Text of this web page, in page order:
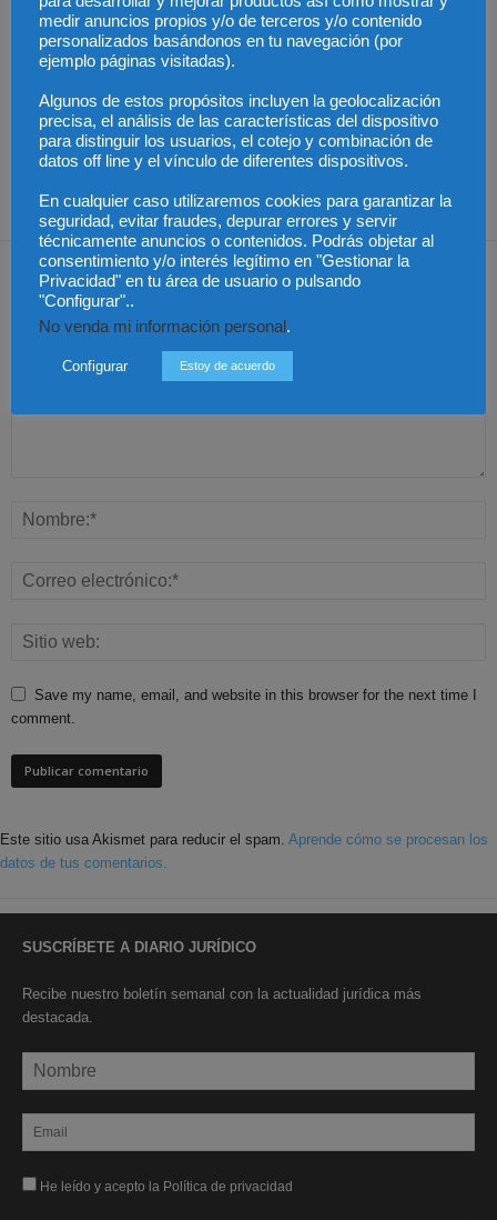
Cómo proteger tu
propiedad intelectual en
el extranjero: claves
lingüísticas y jurídicas
El Pleno del CGPJ
aprueba el informe al
anteproyecto de Ley de
Familias por
unanimidad
Últimas modificaciones
en la Ley de Sociedades
de Capital
Dejar una respuesta
Save my name, email, and website in this browser for the next time I
comment.
Este sitio usa Akismet para reducir el spam. Aprende cómo se procesan los
datos de tus comentarios.
SUSCRÍBETE A DIARIO JURÍDICO
Recibe nuestro boletín semanal con la actualidad jurídica más
destacada.
He leído y acepto la Política de privacidad
medir anuncios propios y/o de terceros y/o contenido
personalizados basándonos en tu navegación (por
ejemplo páginas visitadas).
Algunos de estos propósitos incluyen la geolocalización
precisa, el análisis de las características del dispositivo
para distinguir los usuarios, el cotejo y combinación de
datos off line y el vínculo de diferentes dispositivos.
En cualquier caso utilizaremos cookies para garantizar la
seguridad, evitar fraudes, depurar errores y servir
técnicamente anuncios o contenidos. Podrás objetar al
consentimiento y/o interés legítimo en "Gestionar la
Privacidad" en tu área de usuario o pulsando
"Configurar"..
No venda mi información personal .
Configurar Estoy de acuerdo